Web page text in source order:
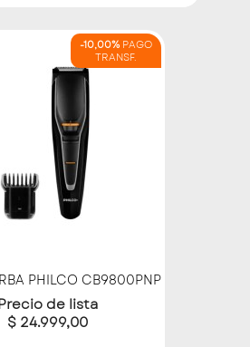
-10,00%PAGO
TRANSF.
PHILCO CB9800PNP
de lista
$ 24.999,00